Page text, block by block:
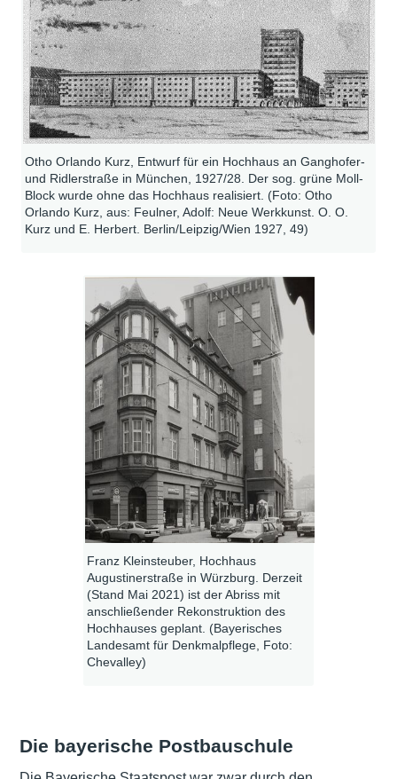
Otho Orlando Kurz, Entwurf für ein Hochhaus an Ganghofer-
und Ridlerstraße in München, 1927/28. Der sog. grüne Moll-
Block wurde ohne das Hochhaus realisiert. (Foto: Otho
Orlando Kurz, aus: Feulner, Adolf: Neue Werkkunst. O. O.
Kurz und E. Herbert. Berlin/Leipzig/Wien 1927, 49)
Franz Kleinsteuber, Hochhaus
Augustinerstraße in Würzburg. Derzeit
(Stand Mai 2021) ist der Abriss mit
anschließender Rekonstruktion des
Hochhauses geplant. (Bayerisches
Landesamt für Denkmalpflege, Foto:
Chevalley)
Die bayerische Postbauschule